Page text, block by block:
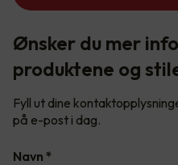
Ønsker du mer
produktene og
Fyll ut dine
på e-post i dag.
Navn *